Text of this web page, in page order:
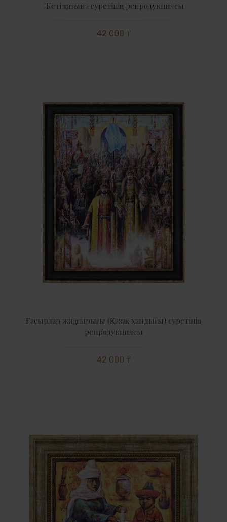
Жетi қазына суретінің репродукциясы
42 000 ₸
Ғасырлар жаңғырығы (Қазақ хандығы) суретінің
репродукциясы
42 000 ₸